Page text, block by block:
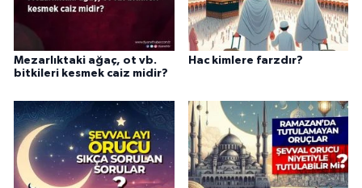
Mezarlıktaki ağaç, ot vb.
bitkileri kesmek caiz midir?
Hac kimlere farzdır?
Sinop Müftülüğü
Sivas Müftülüğü
Şanlıurfa Müftülüğü